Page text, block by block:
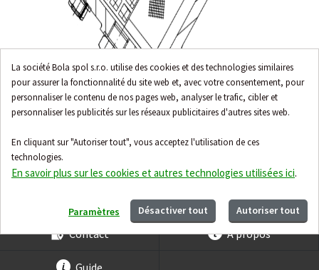
La société Bola spol s.r.o. utilise des cookies et des technologies similaires
pour assurer la fonctionnalité du site web et, avec votre consentement, pour
personnaliser le contenu de nos pages web, analyser le trafic, cibler et
personnaliser les publicités sur les réseaux publicitaires d'autres sites web.
En cliquant sur "Autoriser tout", vous acceptez l'utilisation de ces
technologies.
En savoir plus sur les cookies et autres technologies utilisées ici.
Paramètres Désactiver tout Autoriser tout
Contact À propos
Guide